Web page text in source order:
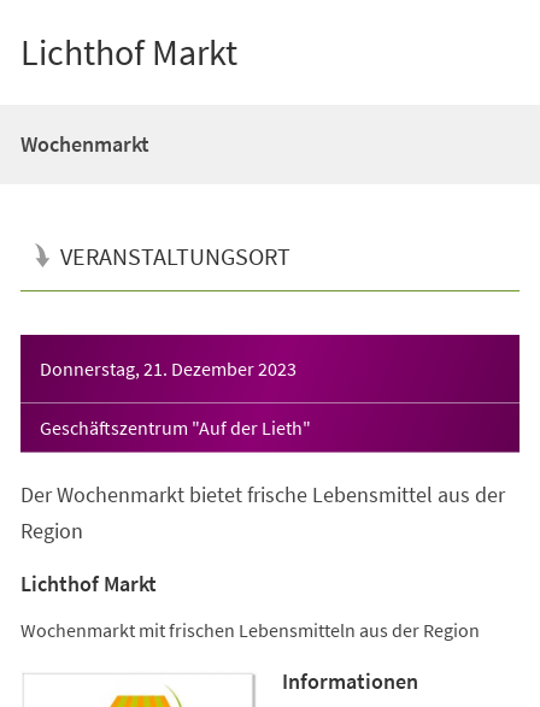
Lichthof Markt
Wochenmarkt
VERANSTALTUNGSORT
Donnerstag, 21. Dezember 2023
Geschäftszentrum "Auf der Lieth"
Der Wochenmarkt bietet frische Lebensmittel aus der
Region
Lichthof Markt
Wochenmarkt mit frischen Lebensmitteln aus der Region
Informationen